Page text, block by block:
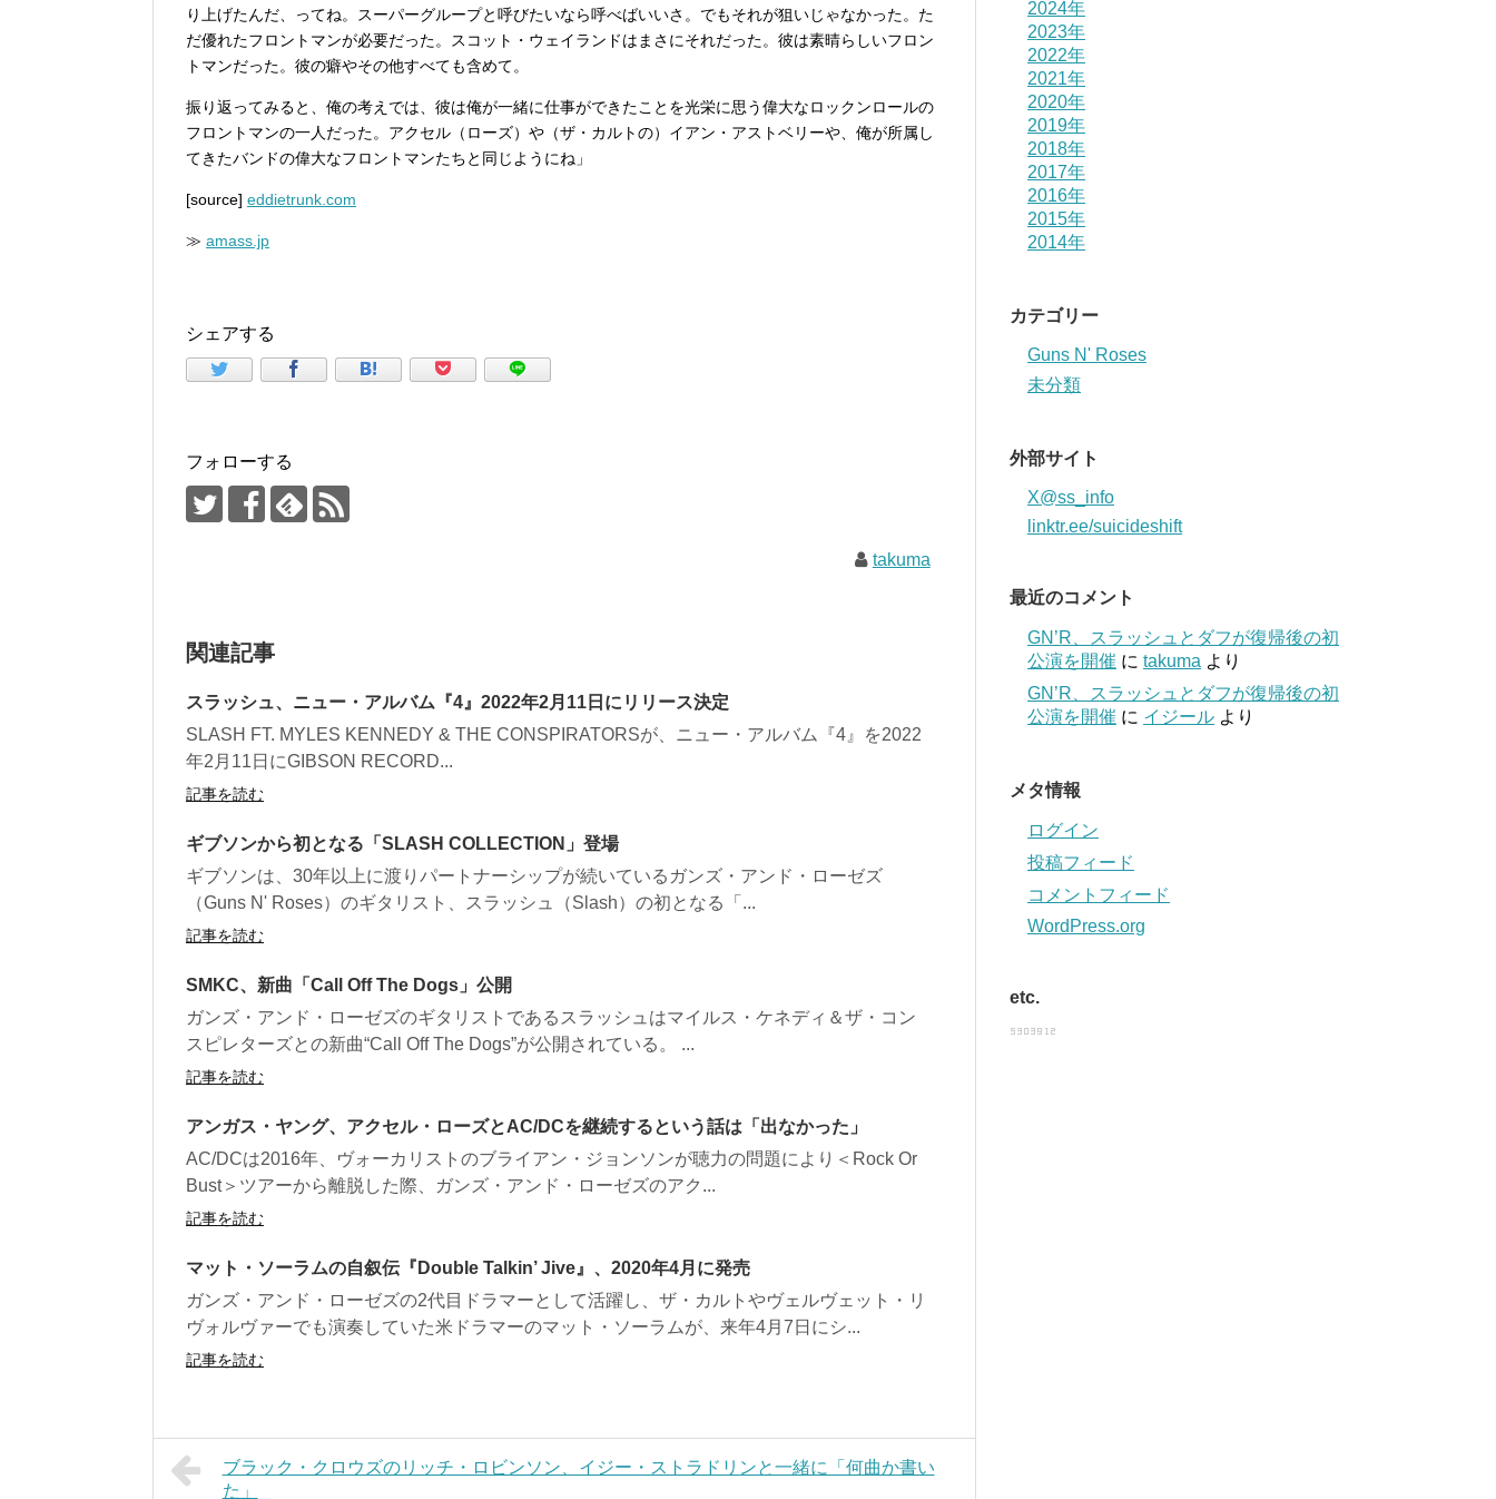
り上げたんだ、ってね。スーパーグループと呼びたいなら呼べばいいさ。でもそれが狙いじゃなかった。た
だ優れたフロントマンが必要だった。スコット・ウェイランドはまさにそれだった。彼は素晴らしいフロン
トマンだった。彼の癖やその他すべても含めて。
振り返ってみると、俺の考えでは、彼は俺が一緒に仕事ができたことを光栄に思う偉大なロックンロールの
フロントマンの一人だった。アクセル（ローズ）や（ザ・カルトの）イアン・アストベリーや、俺が所属し
てきたバンドの偉大なフロントマンたちと同じようにね」
[source] eddietrunk.com
≫ amass.jp
シェアする
フォローする
takuma
関連記事
スラッシュ、ニュー・アルバム『4』2022年2月11日にリリース決定
SLASH FT. MYLES KENNEDY & THE CONSPIRATORSが、ニュー・アルバム『4』を2022
年2月11日にGIBSON RECORD...
記事を読む
ギブソンから初となる「SLASH COLLECTION」登場
ギブソンは、30年以上に渡りパートナーシップが続いているガンズ・アンド・ローゼズ
（Guns N' Roses）のギタリスト、スラッシュ（Slash）の初となる「...
記事を読む
SMKC、新曲「Call Off The Dogs」公開
ガンズ・アンド・ローゼズのギタリストであるスラッシュはマイルス・ケネディ＆ザ・コン
スピレターズとの新曲“Call Off The Dogs”が公開されている。 ...
記事を読む
アンガス・ヤング、アクセル・ローズとAC/DCを継続するという話は「出なかった」
AC/DCは2016年、ヴォーカリストのブライアン・ジョンソンが聴力の問題により＜Rock Or
Bust＞ツアーから離脱した際、ガンズ・アンド・ローゼズのアク...
記事を読む
マット・ソーラムの自叙伝『Double Talkin’ Jive』、2020年4月に発売
ガンズ・アンド・ローゼズの2代目ドラマーとして活躍し、ザ・カルトやヴェルヴェット・リ
ヴォルヴァーでも演奏していた米ドラマーのマット・ソーラムが、来年4月7日にシ...
記事を読む
ブラック・クロウズのリッチ・ロビンソン、イジー・ストラドリンと一緒に「何曲か書い
た」
2024年
2023年
2022年
2021年
2020年
2019年
2018年
2017年
2016年
2015年
2014年
カテゴリー
Guns N' Roses
未分類
外部サイト
X@ss_info
linktr.ee/suicideshift
最近のコメント
GN’R、スラッシュとダフが復帰後の初
公演を開催 に takuma より
GN’R、スラッシュとダフが復帰後の初
公演を開催 に イジール より
メタ情報
ログイン
投稿フィード
コメントフィード
WordPress.org
etc.